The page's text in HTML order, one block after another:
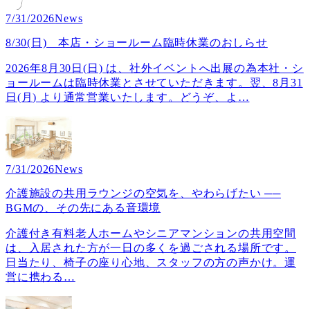
7/31/2026News
8/30(日) 本店・ショールーム臨時休業のおしらせ
2026年8月30日(日) は、社外イベントへ出展の為本社・シ
ョールームは臨時休業とさせていただきます。翌、8月31
日(月) より通常営業いたします。どうぞ、よ …
7/31/2026News
介護施設の共用ラウンジの空気を、やわらげたい ──
BGMの、その先にある音環境
介護付き有料老人ホームやシニアマンションの共用空間
は、入居された方が一日の多くを過ごされる場所です。
日当たり、椅子の座り心地、スタッフの方の声かけ。運
営に携わる …